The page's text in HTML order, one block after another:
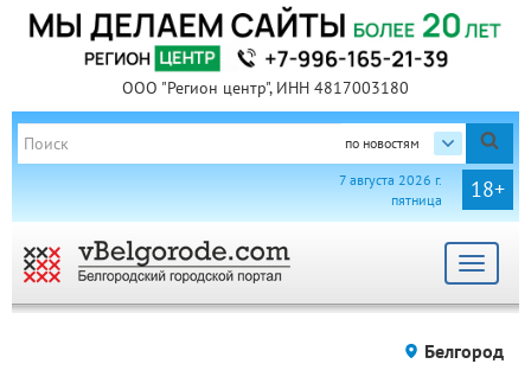
ООО "Регион центр", ИНН 4817003180
по новостям
18+
7 августа 2026 г.
пятница
Toggle
Белгород